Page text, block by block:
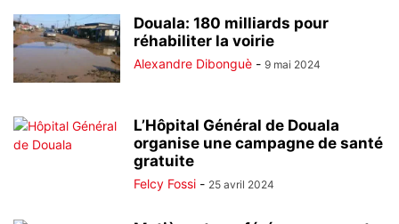
Douala: 180 milliards pour
réhabiliter la voirie
Alexandre Dibonguè - 9 mai 2024
L’Hôpital Général de Douala
organise une campagne de santé
gratuite
Felcy Fossi - 25 avril 2024